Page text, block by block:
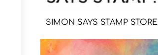
SIMON SAYS STAMP STORE